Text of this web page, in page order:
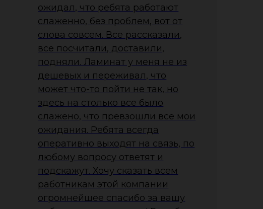
ожидал, что ребята работают
слаженно, без проблем, вот от
слова совсем. Все рассказали,
все посчитали, доставили,
подняли. Ламинат у меня не из
дешевых и переживал, что
может что-то пойти не так, но
здесь на столько все было
слажено, что превзошли все мои
ожидания. Ребята всегда
оперативно выходят на связь, по
любому вопросу ответят и
подскажут. Хочу сказать всем
работникам этой компании
огромнейшее спасибо за вашу